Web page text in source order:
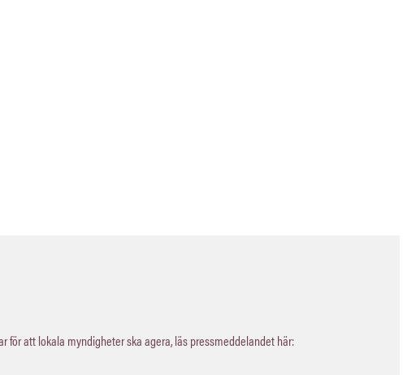
för att lokala myndigheter ska agera, läs pressmeddelandet här: